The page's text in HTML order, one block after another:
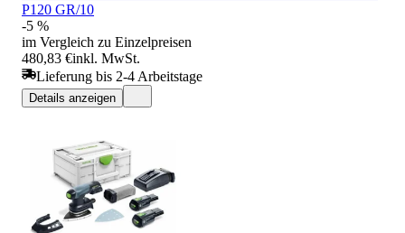
P120 GR/10
-5 %
im Vergleich zu Einzelpreisen
480,83 €inkl. MwSt.
Lieferung bis 2-4 Arbeitstage
Details anzeigen